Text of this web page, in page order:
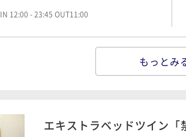
IN 12:00 - 23:45 OUT11:00
もっとみ
エキストラベッドツイン「